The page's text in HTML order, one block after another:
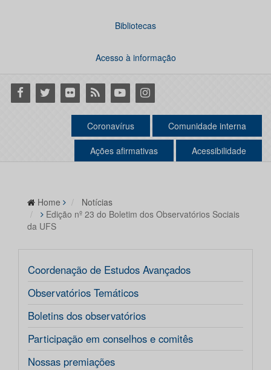
Bibliotecas
Acesso à informação
Facebook
Twitter Flickr RSS YoutubeInstagram
Coronavírus Comunidade interna
Ações afirmativas Acessibilidade
Home
Notícias
Edição nº 23 do Boletim dos Observatórios Sociais
da UFS
Coordenação de Estudos Avançados
Observatórios Temáticos
Boletins dos observatórios
Participação em conselhos e comitês
Nossas premiações